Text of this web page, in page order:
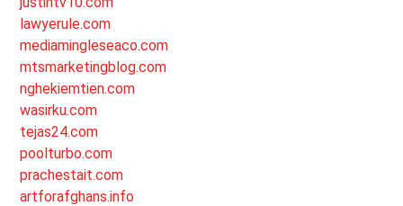
lawyerule.com
mediamingleseaco.com
mtsmarketingblog.com
nghekiemtien.com
wasirku.com
tejas24.com
poolturbo.com
prachestait.com
artforafghans.info